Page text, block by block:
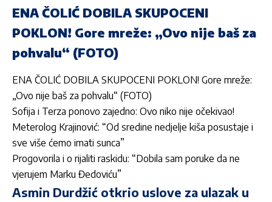
ENA ČOLIĆ DOBILA SKUPOCENI
POKLON! Gore mreže: „Ovo nije baš za
pohvalu“ (FOTO)
ENA ČOLIĆ DOBILA SKUPOCENI POKLON! Gore mreže:
„Ovo nije baš za pohvalu“ (FOTO)
Sofija i Terza ponovo zajedno: Ovo niko nije očekivao!
Meterolog Krajinović: “Od sredine nedjelje kiša posustaje i
sve više ćemo imati sunca”
Progovorila i o rijaliti raskidu: “Dobila sam poruke da ne
vjerujem Marku Đedoviću”
Asmin Durdžić otkrio uslove za ulazak u